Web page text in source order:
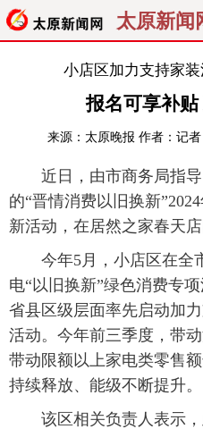
太原新闻
聚焦
关注
旅游 理财
太原日报 太原晚报
小店区加力支持家
报名可享补
来源： 太原晚报 作者：记
近日，由市商务局指导
的“晋情消费以旧换新
新活动，在居然之家春天店
今年5月，小店区在全
电“以旧换新”绿色消费专
省县区级层面率先启动加
活动。今年前三季度，带
带动限额以上家电类零售
持续释放、能级不断提升。
该区相关负责人表示，